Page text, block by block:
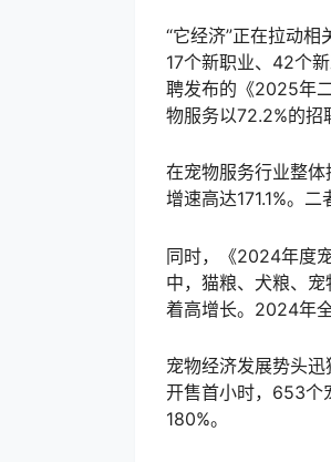
“它经济”正在拉动
17个新职业、42个
聘发布的《2025年
物服务以72.2%的招
在宠物服务行业整体
增速高达171.1%。
同时，《2024年度
中，猫粮、犬粮、
着高增长。2024年
宠物经济发展势头迅
开售首小时，653个
180%。